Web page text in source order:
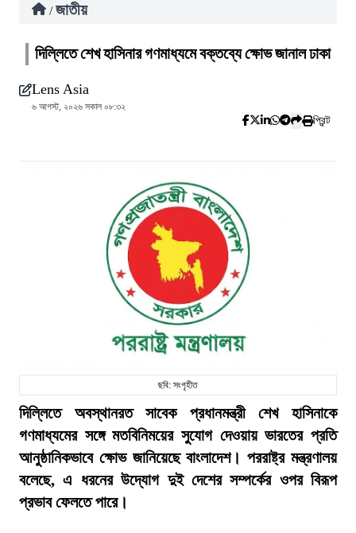
/ জাতীয়
দিল্লিতে শেখ হাসিনার গণমাধ্যমে বক্তব্যে ক্ষোভ জানাল ঢাকা
Lens Asia
৬ আগস্ট, ২০২৬ সকাল ০৮:৩২
প্রিন্ট
ছবি: সংগৃহীত
দিল্লিতে অবস্থানরত সাবেক প্রধানমন্ত্রী শেখ হাসিনাকে
গণমাধ্যমের সঙ্গে মতবিনিময়ের সুযোগ দেওয়ায় ভারতের প্রতি
আনুষ্ঠানিকভাবে ক্ষোভ জানিয়েছে বাংলাদেশ। পররাষ্ট্র মন্ত্রণালয়
বলেছে, এ ধরনের উদ্যোগ দুই দেশের সম্পর্কের ওপর বিরূপ
প্রভাব ফেলতে পারে।